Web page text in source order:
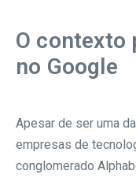
O contexto
no Google
Apesar de ser uma
empresas de
conglomerado